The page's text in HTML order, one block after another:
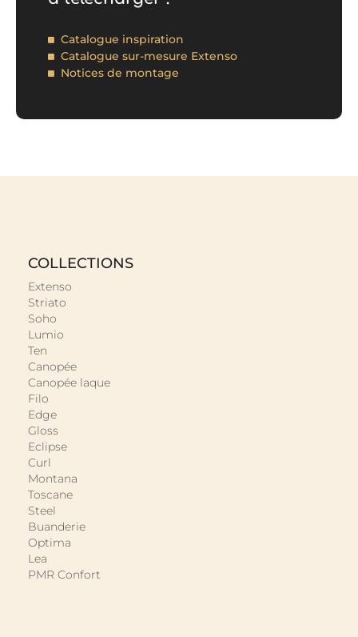
Catalogue inspiration
Catalogue sur-mesure Extenso
Notices de montage
COLLECTIONS
Extenso
Striato
Soho
Lumio
Ten
Canopée
Canopée laque
Filo
Edge
Gloss
Eclipse
Curl
Montana
Toscane
Steel
Buanderie
Optima
Lea
PMR Confort